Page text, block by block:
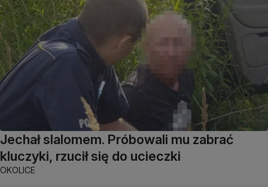
Jechał slalomem. Próbowali mu zabrać
kluczyki, rzucił się do ucieczki
OKOLICE